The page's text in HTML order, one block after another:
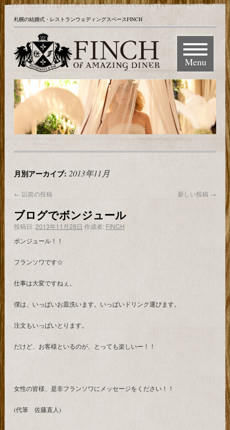
札幌の結婚式・レストランウェディングスペースFINCH
Menu
月別アーカイブ: 2013年11月
← 以前の投稿 新しい投稿 →
ブログでボンジュール
投稿日:2013年11月28日 作成者: FINCH
ボンジュール！！
フランソワです☆
仕事は大変ですねぇ。
僕は、いっぱいお皿洗います。いっぱいドリンク運びます。
注文もいっぱいとります。
だけど、お客様といるのが、とっても楽しいー！！
女性の皆様、是非フランソワにメッセージをください！！
(代筆 佐藤直人)